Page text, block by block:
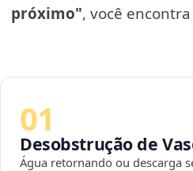
próximo", você
01
Desobstrução de
Água retornando ou descarga